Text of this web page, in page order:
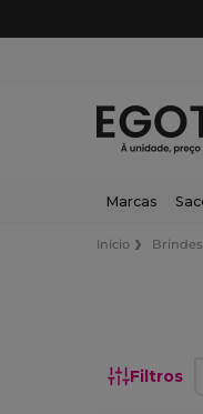
Marcas
Início
Filtros